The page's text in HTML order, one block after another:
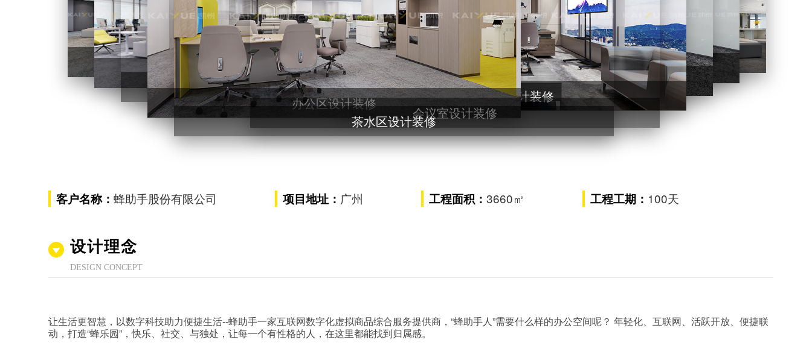
前厅设计装修
前厅设计装修
前厅设计装修
前厅设计装修
办公区设计装修
冾谈区设计装修
办公区设计装修
茶水区设计装修
会议室设计装修
经理室设计装修
前厅设计装修
客户名称： 蜂助手股份有限公司 项目地址： 广州 工程面积： 3660㎡ 工程工期： 100天
设计理念
DESIGN CONCEPT
让生活更智慧，以数字科技助力便捷生活--蜂助手一家互联网数字化虚拟商品综合服务提供商，“蜂助手人”需要什么样的办公空间呢？ 年轻化、互联网、活跃开放、便捷联
动，打造“蜂乐园”，快乐、社交、与独处，让每一个有性格的人，在这里都能找到归属感。